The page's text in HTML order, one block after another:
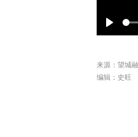
Play
来源：望城
编辑：史旺